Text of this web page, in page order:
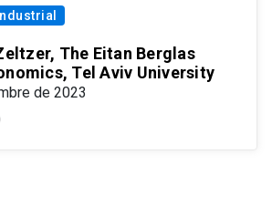
The Eitan Berglas
Tel Aviv University
de 2023